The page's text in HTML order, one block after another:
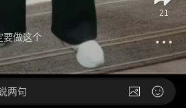
要做这个
21
两句